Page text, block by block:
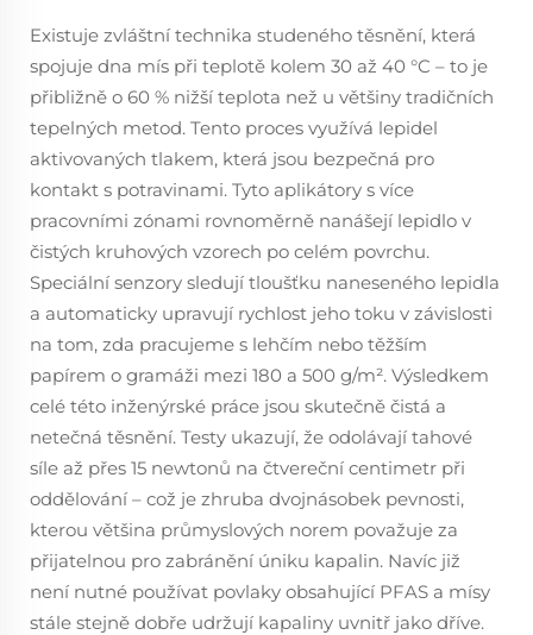
Existuje zvláštní technika studeného těsnění, která
spojuje dna mís při teplotě kolem 30 až 40 °C – to je
přibližně o 60 % nižší teplota než u většiny tradičních
tepelných metod. Tento proces využívá lepidel
aktivovaných tlakem, která jsou bezpečná pro
kontakt s potravinami. Tyto aplikátory s více
pracovními zónami rovnoměrně nanášejí lepidlo v
čistých kruhových vzorech po celém povrchu.
Speciální senzory sledují tloušťku naneseného lepidla
a automaticky upravují rychlost jeho toku v závislosti
na tom, zda pracujeme s lehčím nebo těžším
papírem o gramáži mezi 180 a 500 g/m². Výsledkem
celé této inženýrské práce jsou skutečně čistá a
netečná těsnění. Testy ukazují, že odolávají tahové
síle až přes 15 newtonů na čtvereční centimetr při
oddělování – což je zhruba dvojnásobek pevnosti,
kterou většina průmyslových norem považuje za
přijatelnou pro zabránění úniku kapalin. Navíc již
není nutné používat povlaky obsahující PFAS a mísy
stále stejně dobře udržují kapaliny uvnitř jako dříve.